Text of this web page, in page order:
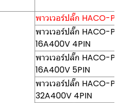
พาวเวอร์ปลั๊ก HACO-
พาวเวอร์ปลั๊ก HACO-
16A400V 4PIN
พาวเวอร์ปลั๊ก HACO-
16A400V 5PIN
พาวเวอร์ปลั๊ก HACO-
32A400V 4PIN